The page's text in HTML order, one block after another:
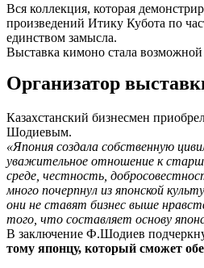
Вся коллекция, которая
произведений Итику Кубота по
единством замысла.
Выставка кимоно стала
Организатор
Казахстанский бизнесмен
Шодиевым.
«Япония создала собственную
уважительное отношение к
среде, честность,
много почерпнул из японской
они не ставят бизнес выше
того, что составляет основу
В заключение Ф.Шодиев
тому японцу, который сможет